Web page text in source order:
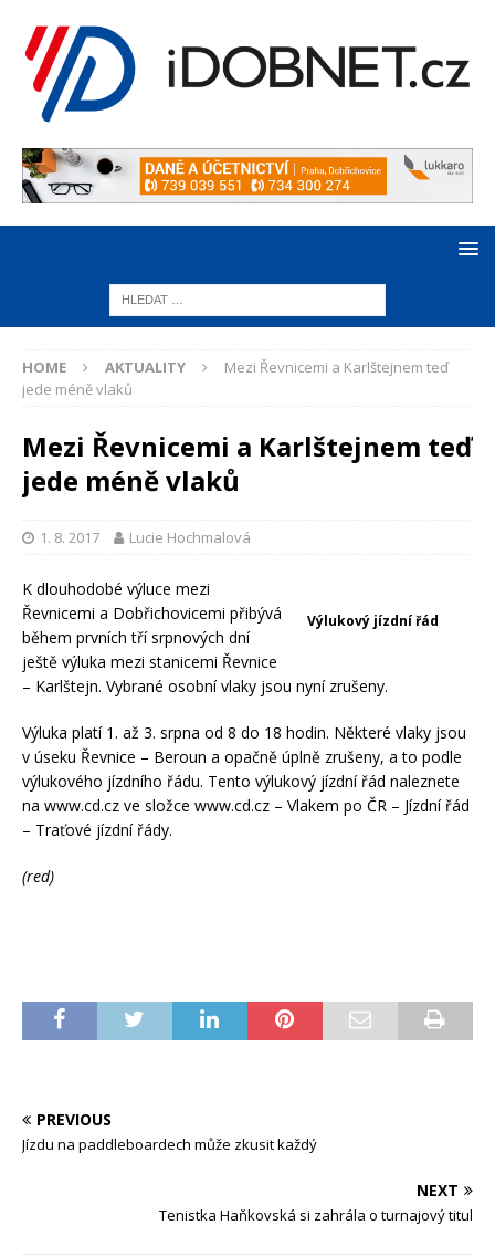
HOME AKTUALITY
Mezi Řevnicemi a Karlštejnem teď
jede méně vlaků
Mezi Řevnicemi a Karlštejnem teď
jede méně vlaků
1. 8. 2017 Lucie Hochmalová
Výlukový jízdní řád
K dlouhodobé výluce mezi
Řevnicemi a Dobřichovicemi přibývá
během prvních tří srpnových dní
ještě výluka mezi stanicemi Řevnice
– Karlštejn. Vybrané osobní vlaky jsou nyní zrušeny.
Výluka platí 1. až 3. srpna od 8 do 18 hodin. Některé vlaky jsou
v úseku Řevnice – Beroun a opačně úplně zrušeny, a to podle
výlukového jízdního řádu. Tento výlukový jízdní řád naleznete
na www.cd.cz ve složce www.cd.cz – Vlakem po ČR – Jízdní řád
– Traťové jízdní řády.
(red)
PREVIOUS
Jízdu na paddleboardech může zkusit každý
NEXT
Tenistka Haňkovská si zahrála o turnajový titul